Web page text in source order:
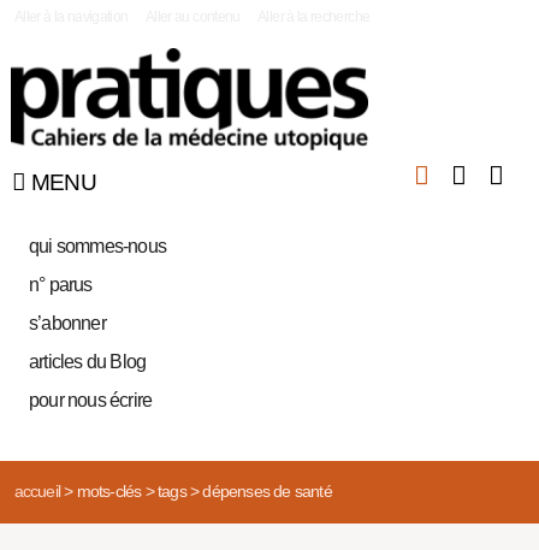
MENU
qui sommes-nous
n° parus
s’abonner
articles du Blog
pour nous écrire
accueil> mots-clés> tags> dépenses de santé